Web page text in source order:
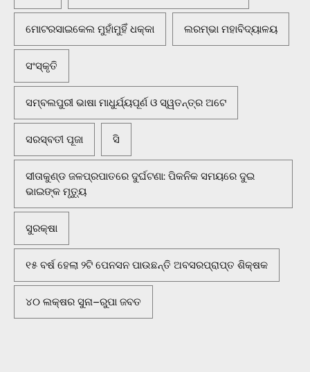
ମୋଟରସାଇକେଲ ମୁହାଁମୁହିଁ ଧକ୍କା ଲରମ୍ଭା ମହାବିଦ୍ୟାଳୟ
ସଂସ୍କୃତି
ସମ୍ବଲପୁରୀ ଭାଷା ମାଧୁର୍ଯ୍ୟପୂର୍ଣ ଓ ସ୍ୱତନ୍ତ୍ର ଅଟେ
ସରସ୍ବତୀ ପୂଜା ସି
ସୀତାକୁଣ୍ଡ ଜଳପ୍ରପାତରେ ଦୁର୍ଘଟଣା: ପିକନିକ ସମୟରେ ଦୁଇ
ଭାଇଙ୍କ ମୃତ୍ୟୁ
ସୁରକ୍ଷା
୧୫ ବର୍ଷ ହେଲା ୨ଟି ପେନସନ ପାଉଛନ୍ତି ଅବସରପ୍ରାପ୍ତ ଶିକ୍ଷକ
୪୦ ଲକ୍ଷର ସୁନା–ରୁପା ଜବତ